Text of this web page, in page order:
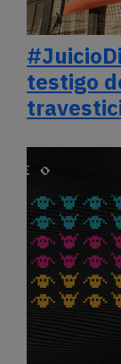
testigo